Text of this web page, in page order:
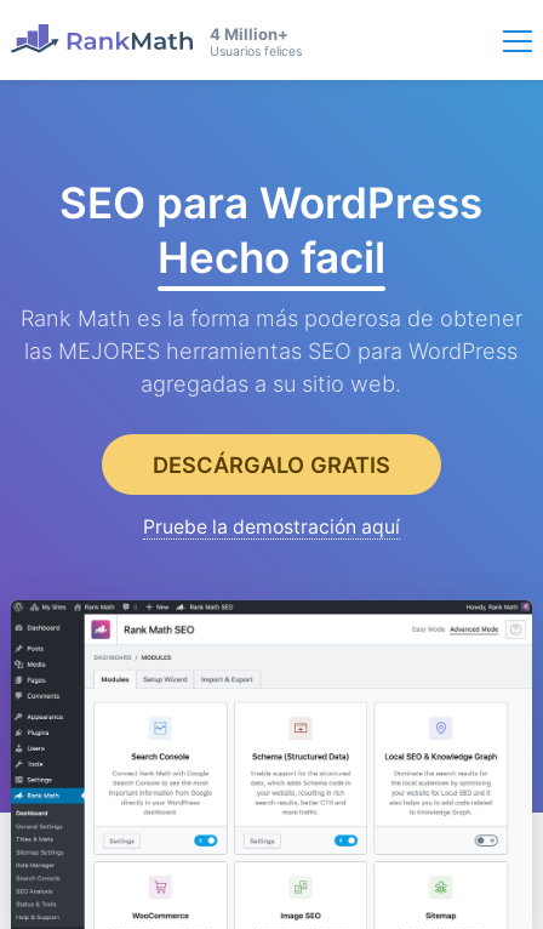
4 Million+
Usuarios felices
SEO para WordPress
Hecho facil
Rank Math es la forma más poderosa de obtener
las MEJORES herramientas SEO para WordPress
agregadas a su sitio web.
DESCÁRGALO GRATIS
Pruebe la demostración aquí